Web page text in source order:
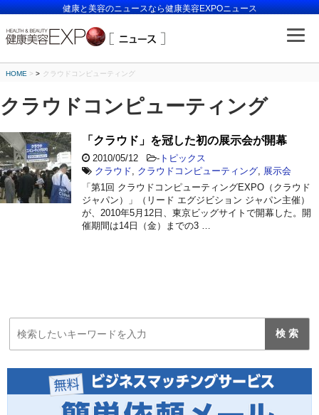
健康と美容のニュースなら健康美容EXPOニュース
HOME > クラウドコンピューティング
クラウドコンピューティング
「クラウド」を冠した初の展示会が開幕
2010/05/12 - トピックス
クラウド
クラウドコンピューティング
展示会
「第1回 クラウドコンピューティングEXPO（クラウド
ジャパン）」（リード エグジビション ジャパン主催）
が、2010年5月12日、東京ビッグサイトで開幕した。開
催期間は14日（金）までの3 …